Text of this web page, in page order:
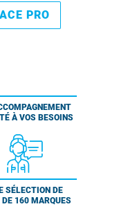
PRO
À VOS BESOINS
SÉLECTION DE
DE 160 MARQUES